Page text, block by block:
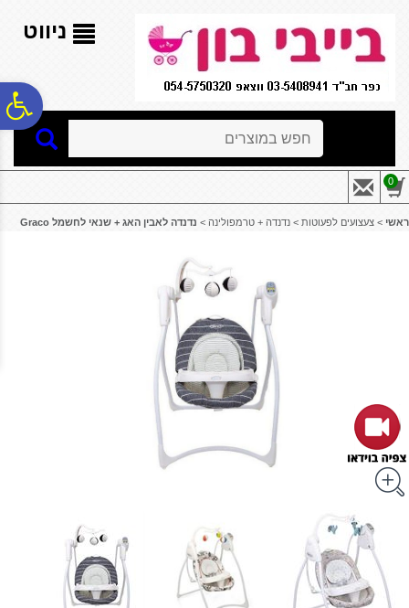
נגישות
אתר
המרכזי
ניווט
0
ראשי > צעצועים לפעוטות > נדנדה + טרמפולינה > נדנדה לאבין האג + שנאי לחשמל Graco